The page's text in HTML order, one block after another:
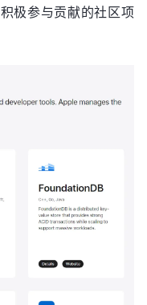
极参与贡献的社区项